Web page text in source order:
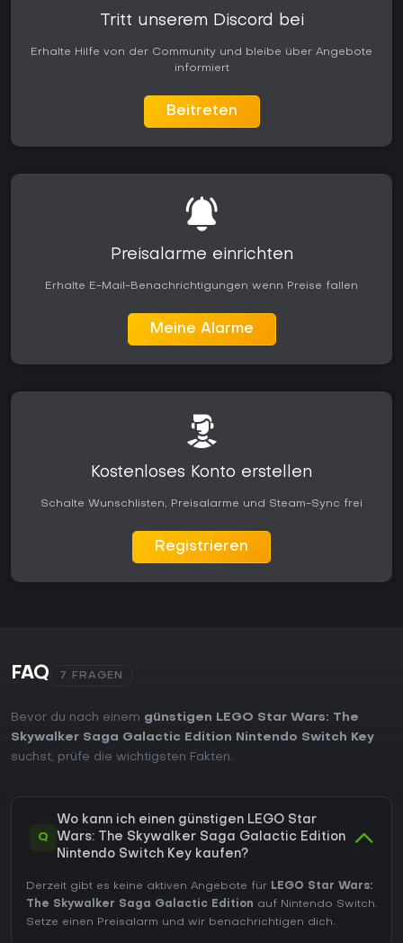
Tritt unserem Discord bei
Erhalte Hilfe von der Community und bleibe über Angebote
informiert
Beitreten
Preisalarme einrichten
Erhalte E-Mail-Benachrichtigungen wenn Preise fallen
Meine Alarme
Kostenloses Konto erstellen
Schalte Wunschlisten, Preisalarme und Steam-Sync frei
Registrieren
FAQ 7 FRAGEN
Bevor du nach einem günstigen LEGO Star Wars: The
Skywalker Saga Galactic Edition Nintendo Switch Key
suchst, prüfe die wichtigsten Fakten.
Q
Wo kann ich einen günstigen LEGO Star
Wars: The Skywalker Saga Galactic Edition
Nintendo Switch Key kaufen?
Derzeit gibt es keine aktiven Angebote für LEGO Star Wars:
The Skywalker Saga Galactic Edition auf Nintendo Switch.
Setze einen Preisalarm und wir benachrichtigen dich.